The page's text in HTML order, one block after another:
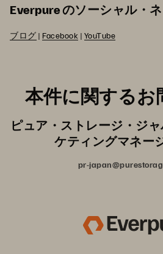
Everpure のソーシャル・
ブログ | Facebook | YouTube
本件に関するお
ピュア・ストレージ・ジ
ケティングマネー
pr-